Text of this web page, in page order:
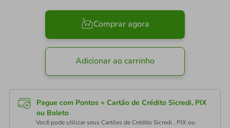
Comprar agora
Adicionar ao carrinho
Pague com Pontos + Cartão de Crédito Sicredi, PIX
ou Boleto
Você pode utilizar seus Cartões de Crédito Sicredi , PIX ou